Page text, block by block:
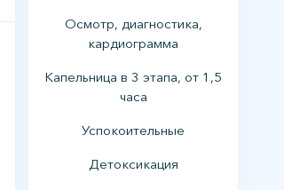
Осмотр, диагностика,
кардиограмма
Капельница в 3 этапа, от 1,5
часа
Успокоительные
Детоксикация